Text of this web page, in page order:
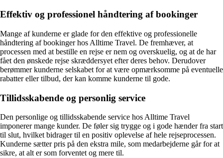
Effektiv og professionel håndtering af bookinger
Mange af kunderne er glade for den effektive og professionelle
håndtering af bookinger hos Alltime Travel. De fremhæver, at
processen med at bestille en rejse er nem og overskuelig, og at de har
fået den ønskede rejse skræddersyet efter deres behov. Derudover
berømmer kunderne selskabet for at være opmærksomme på eventuelle
rabatter eller tilbud, der kan komme kunderne til gode.
Tillidsskabende og personlig service
Den personlige og tillidsskabende service hos Alltime Travel
imponerer mange kunder. De føler sig trygge og i gode hænder fra start
til slut, hvilket bidrager til en positiv oplevelse af hele rejseprocessen.
Kunderne sætter pris på den ekstra mile, som medarbejderne går for at
sikre, at alt er som forventet og mere til.